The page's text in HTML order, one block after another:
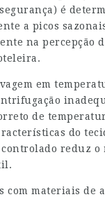
é
a picos
na percepção
em
de
do
reduz o
com materiais de